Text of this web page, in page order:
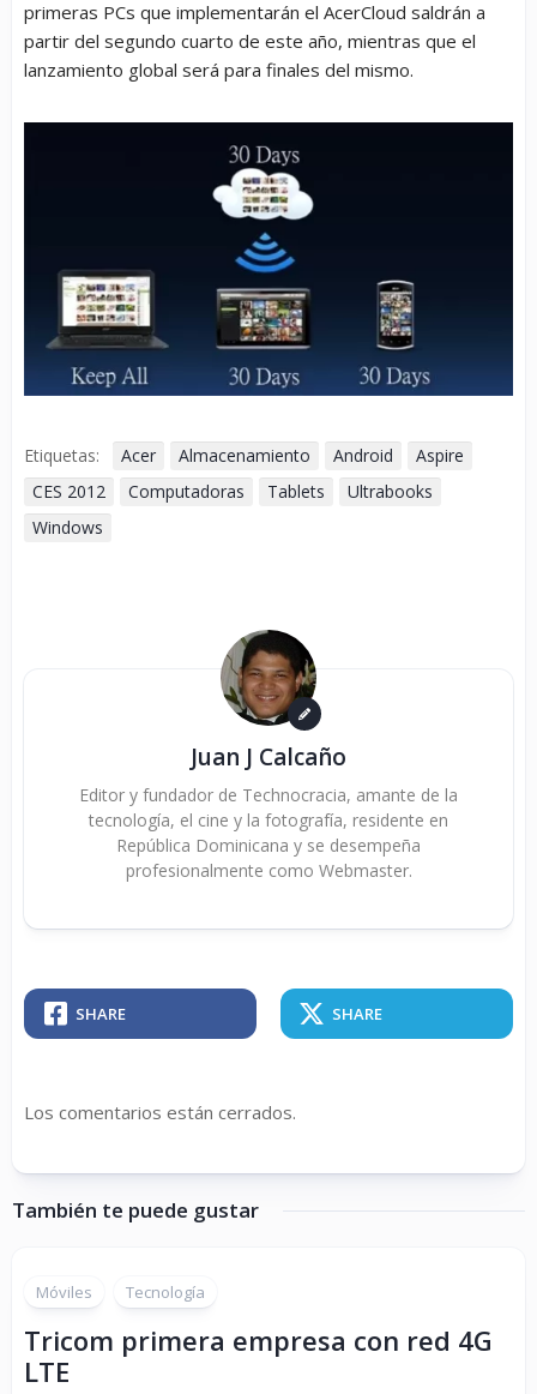
primeras PCs que implementarán el AcerCloud saldrán a
partir del segundo cuarto de este año, mientras que el
lanzamiento global será para finales del mismo.
Etiquetas: Acer Almacenamiento Android
Aspire
CES 2012
Computadoras Tablets
Ultrabooks
Windows
Juan J Calcaño
Editor y fundador de Technocracia, amante de la
tecnología, el cine y la fotografía, residente en
República Dominicana y se desempeña
profesionalmente como Webmaster.
SHARE SHARE
Los comentarios están cerrados.
También te puede gustar
Móviles Tecnología
Tricom primera empresa con red 4G
LTE